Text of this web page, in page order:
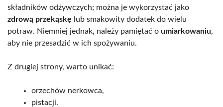
składników odżywczych; można je wykorzystać jako
zdrową przekąskę lub smakowity dodatek do wielu
potraw. Niemniej jednak, należy pamiętać o umiarkowaniu,
aby nie przesadzić w ich spożywaniu.
Z drugiej strony, warto unikać:
orzechów nerkowca,
pistacji.